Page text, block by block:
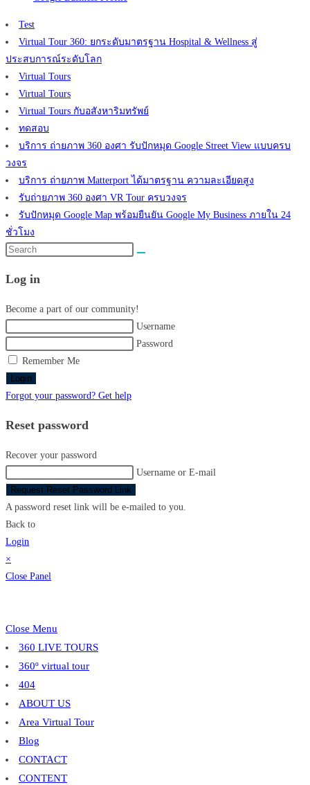
Test
Virtual Tour 360: ยกระดับมาตรฐาน Hospital & Wellness สู่
ประสบการณ์ระดับโลก
Virtual Tours
Virtual Tours
Virtual Tours กับอสังหาริมทรัพย์
ทดสอบ
บริการ ถ่ายภาพ 360 องศา รับปักหมุด Google Street View แบบครบ
วงจร
บริการ ถ่ายภาพ Matterport ได้มาตรฐาน ความละเอียดสูง
รับถ่ายภาพ 360 องศา VR Tour ครบวงจร
รับปักหมุด Google Map พร้อมยืนยัน Google My Business ภายใน 24
ชั่วโมง
Search
website
Log in
Become a part of our community!
Username
Password
Remember Me
Login
Forgot your password? Get help
Reset password
Recover your password
Username or E-mail
Request Reset Password Link
A password reset link will be e-mailed to you.
Back to
Login
×
Close Panel
Close Menu
360 LIVE TOURS
360º virtual tour
404
ABOUT US
Area Virtual Tour
Blog
CONTACT
CONTENT